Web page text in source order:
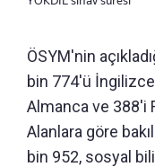
ÖSYM'nin
bin 774'ü
Almanca ve 388'i
Alanlara göre
bin 952, sosyal